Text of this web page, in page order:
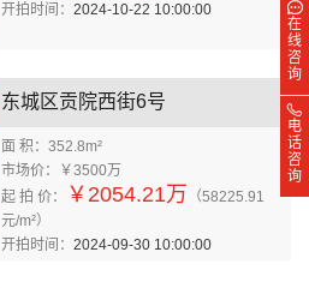
开拍时间：2024-10-22 10:00:00
东城区贡院西街6号
面 积：352.8m²
市场价：￥3500万
起 拍 价：
￥2054.21万
（58225.91
元/m²）
开拍时间：2024-09-30 10:00:00
在
线
咨
询
电
话
咨
询